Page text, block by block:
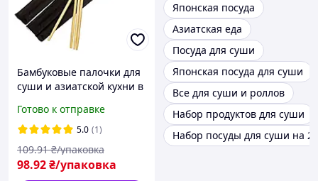
Бамбуковые палочки для
суши и азиатской кухни в
упаковке круглые (1/уп/50
шт)
Готово к отправке
5.0 (1)
98.92₴/упаковка
109.91 ₴/упаковка
Японская посуда
Азиатская еда
Посуда для суши
Японская посуда для суши
Все для суши и роллов
Набор продуктов для суши
Набор посуды для суши на 2